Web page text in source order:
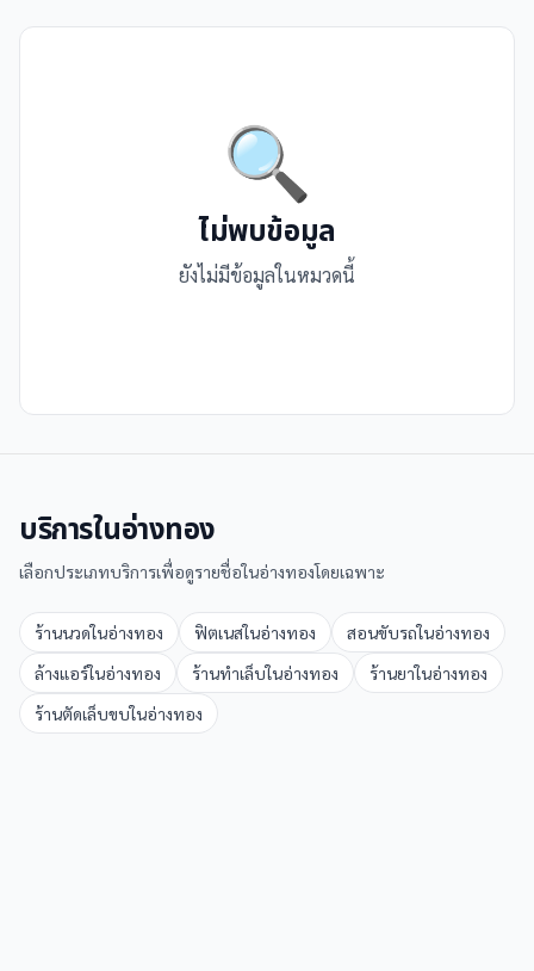
🔍
ไม่พบข้อมูล
ยังไม่มีข้อมูลในหมวดนี้
บริการในอ่างทอง
เลือกประเภทบริการเพื่อดูรายชื่อในอ่างทองโดยเฉพาะ
ร้านนวดในอ่างทอง ฟิตเนสในอ่างทอง สอนขับรถในอ่างทอง
ล้างแอร์ในอ่างทอง ร้านทำเล็บในอ่างทอง ร้านยาในอ่างทอง
ร้านตัดเล็บขบในอ่างทอง